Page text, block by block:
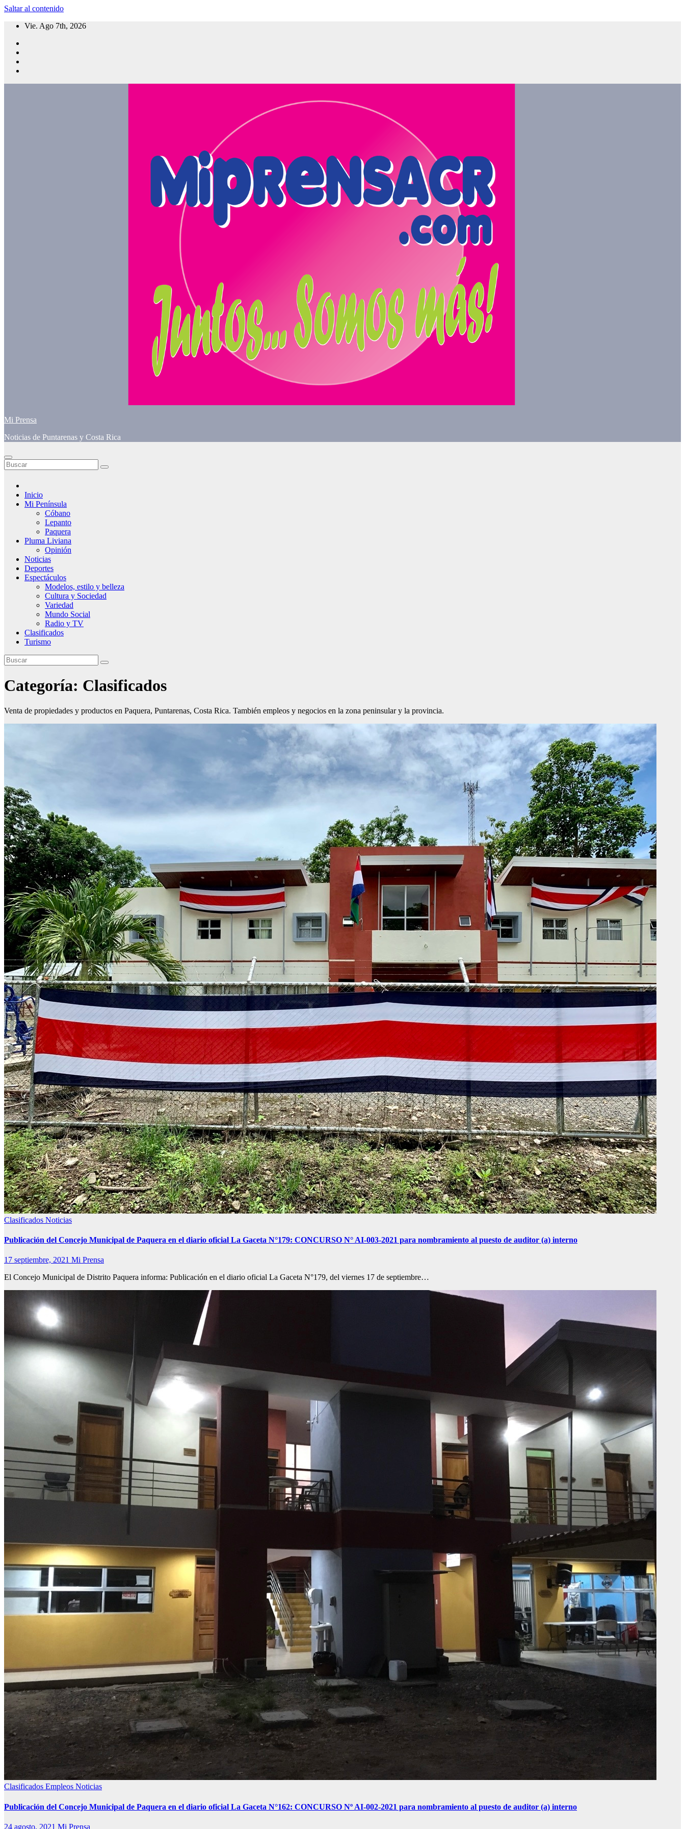
Saltar al contenido
Vie. Ago 7th, 2026
Mi Prensa
Noticias de Puntarenas y Costa Rica
Inicio
Mi Península
Cóbano
Lepanto
Paquera
Pluma Liviana
Opinión
Noticias
Deportes
Espectáculos
Modelos, estilo y belleza
Cultura y Sociedad
Variedad
Mundo Social
Radio y TV
Clasificados
Turismo
Categoría: Clasificados
Venta de propiedades y productos en Paquera, Puntarenas, Costa Rica. También empleos y negocios en la zona peninsular y la provincia.
Clasificados Noticias
Publicación del Concejo Municipal de Paquera en el diario oficial La Gaceta N°179: CONCURSO N° AI-003-2021 para nombramiento al puesto de auditor (a) interno
17 septiembre, 2021 Mi Prensa
El Concejo Municipal de Distrito Paquera informa: Publicación en el diario oficial La Gaceta N°179, del viernes 17 de septiembre…
Clasificados Empleos Noticias
Publicación del Concejo Municipal de Paquera en el diario oficial La Gaceta N°162: CONCURSO Nº AI-002-2021 para nombramiento al puesto de auditor (a) interno
24 agosto, 2021 Mi Prensa